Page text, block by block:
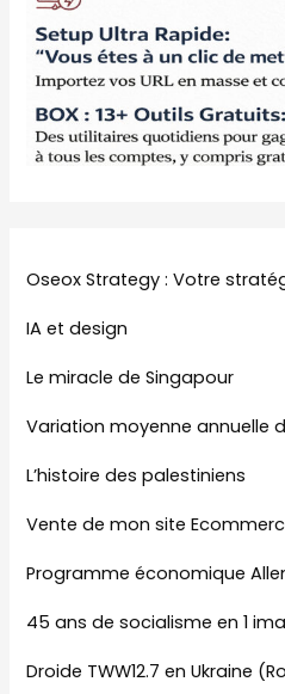
Oseox Strategy : Votre
IA et design
Le miracle de Singapour
Variation moyenne annuelle
L’histoire des palestiniens
Vente de mon site
Programme économique
45 ans de socialisme en 1
Droide TWW12.7 en Ukraine